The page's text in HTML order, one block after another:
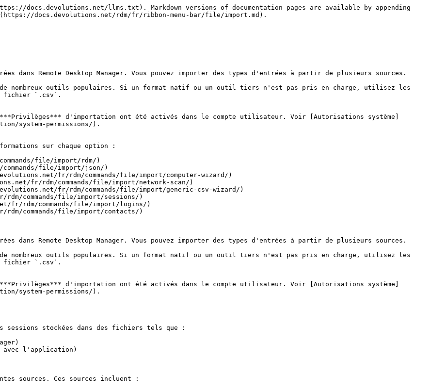
docs.devolutions.net/llms.txt). Markdown versions of documentation pages are available by appending
docs.devolutions.net/rdm/fr/ribbon-menu-bar/file/import.md).
dans Remote Desktop Manager. Vous pouvez importer des types d'entrées à partir de plusieurs sources.
de nombreux outils populaires. Si un format natif ou un outil tiers n'est pas pris en charge, utilisez les
fichier `.csv`.
d'importation ont été activés dans le compte utilisateur. Voir [Autorisations système]
system-permissions/).
sur chaque option :
file/import/rdm/)
file/import/json/)
fr/rdm/commands/file/import/computer-wizard/)
fr/rdm/commands/file/import/network-scan/)
fr/rdm/commands/file/import/generic-csv-wizard/)
commands/file/import/sessions/)
fr/rdm/commands/file/import/logins/)
commands/file/import/contacts/)
dans Remote Desktop Manager. Vous pouvez importer des types d'entrées à partir de plusieurs sources.
de nombreux outils populaires. Si un format natif ou un outil tiers n'est pas pris en charge, utilisez les
fichier `.csv`.
d'importation ont été activés dans le compte utilisateur. Voir [Autorisations système]
system-permissions/).
sessions stockées dans des fichiers tels que :
l'application)
sources. Ces sources incluent :